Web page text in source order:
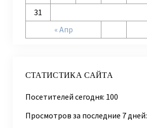
« Апр
31
СТАТИСТИКА САЙТА
Посетителей сегодня: 100
Просмотров за последние 7 дней: